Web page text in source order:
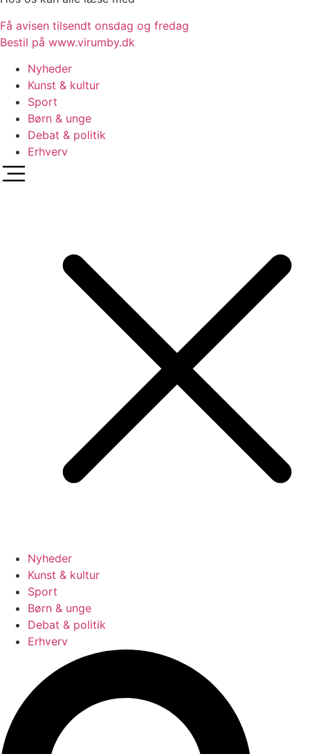
Få avisen tilsendt onsdag og fredag
Bestil på www.virumby.dk
Nyheder
Kunst & kultur
Sport
Børn & unge
Debat & politik
Erhverv
Nyheder
Kunst & kultur
Sport
Børn & unge
Debat & politik
Erhverv